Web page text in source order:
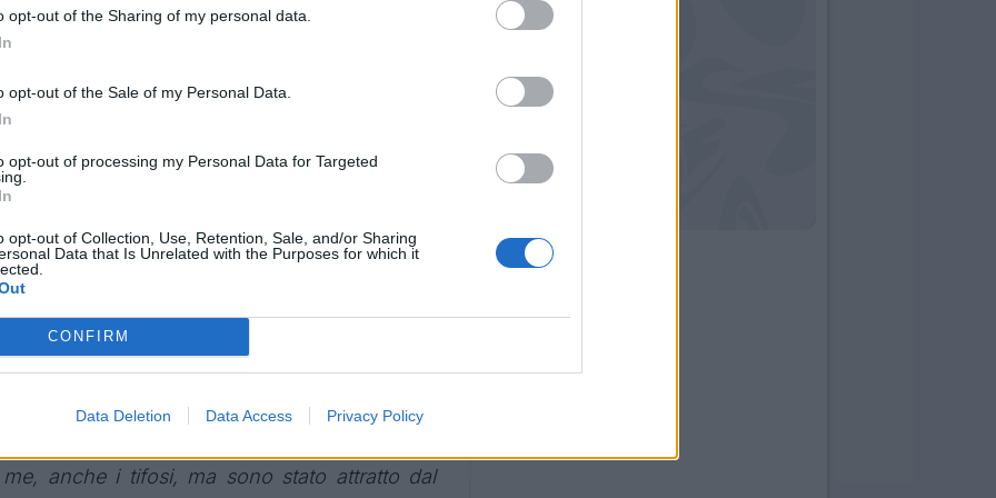
opt-out of the Sharing of my personal data.
opt-out of the Sale of my Personal Data.
opt-out of processing my Personal Data for Targeted
opt-out of Collection, Use, Retention, Sale, and/or Sharing
Data that Is Unrelated with the Purposes for which it
CONFIRM
Data Deletion Data Access Privacy Policy
la prima chiamata del Rennes, ho sentito
che mi hanno spiegato e fatto vedere è
qui. Il club sta crescendo e sono felice di
contro alcune squadre francesi, ho
e poi ho firmato per la Roma dove sono
di poter giocare qui, non vedo l'ora di
nuova avventura".
Roma
è un grande club con un grande allenatore.
anche i tifosi, ma sono stato attratto dal